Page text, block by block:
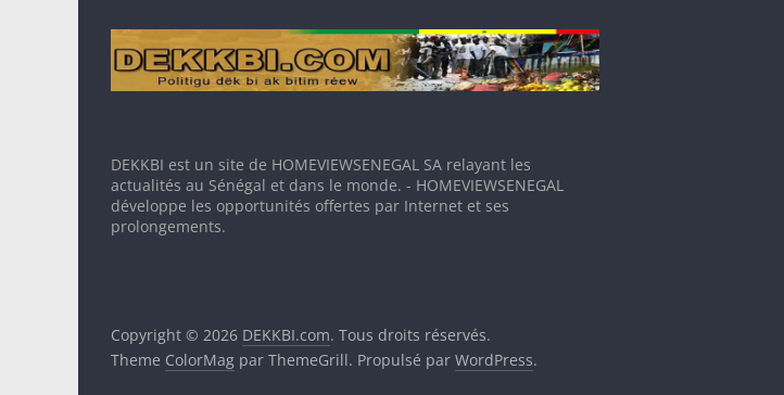
DEKKBI est un site de HOMEVIEWSENEGAL SA relayant les
actualités au Sénégal et dans le monde. - HOMEVIEWSENEGAL
développe les opportunités offertes par Internet et ses
prolongements.
Copyright © 2026 DEKKBI.com. Tous droits réservés.
Theme ColorMag par ThemeGrill. Propulsé par WordPress.